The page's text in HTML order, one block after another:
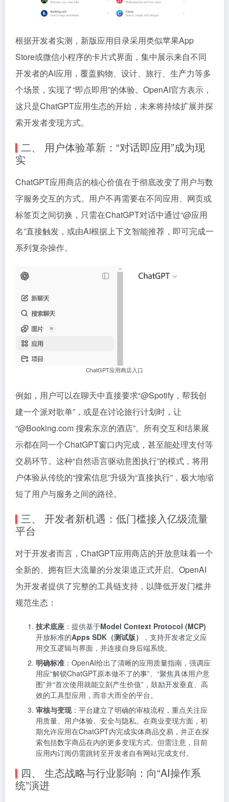
根据开发者实测，新版应用目录采用类似苹果App
Store或微信小程序的卡片式界面，集中展示来自不同
开发者的AI应用，覆盖购物、设计、旅行、生产力等多
个场景，实现了“即点即用”的体验。OpenAI官方表示，
这只是ChatGPT应用生态的开始，未来将持续扩展并探
索开发者变现方式。
二、 用户体验革新：“对话即应用”成为现
实
ChatGPT应用商店的核心价值在于彻底改变了用户与数
字服务交互的方式。用户不再需要在不同应用、网页或
标签页之间切换，只需在ChatGPT对话中通过“@应用
名”直接触发，或由AI根据上下文智能推荐，即可完成一
系列复杂操作。
ChatGPT应用商店入口
例如，用户可以在聊天中直接要求“@Spotify，帮我创
建一个派对歌单”，或是在讨论旅行计划时，让
“@Booking.com 搜索东京的酒店”。所有交互和结果展
示都在同一个ChatGPT窗口内完成，甚至能处理支付等
交易环节。这种“自然语言驱动意图执行”的模式，将用
户体验从传统的“搜索信息”升级为“直接执行”，极大地缩
短了用户与服务之间的路径。
三、 开发者新机遇：低门槛接入亿级流量
平台
对于开发者而言，ChatGPT应用商店的开放意味着一个
全新的、拥有巨大流量的分发渠道正式开启。OpenAI
为开发者提供了完整的工具链支持，以降低开发门槛并
规范生态：
技术底座 ：提供基于Model Context Protocol (MCP)
开放标准的Apps SDK（测试版）
，支持开发者定义应
用交互逻辑与界面，并连接自身后端系统。
明确标准 ：OpenAI给出了清晰的应用质量指南，强调应
用应“解锁ChatGPT原本做不了的事”、“聚焦具体用户意
图”并“首次使用就能立刻产生价值”，鼓励开发垂直、高
效的工具型应用，而非大而全的平台。
审核与变现：平台建立了明确的审核流程，重点关注应
用质量、用户体验、安全与隐私。在商业变现方面，初
期允许应用在ChatGPT内完成实体商品交易，并正在探
索包括数字商品在内的更多变现方式。但需注意，目前
应用内订阅仍需跳转至开发者自有网站完成支付。
四、 生态战略与行业影响：向“AI操作系
统”演进